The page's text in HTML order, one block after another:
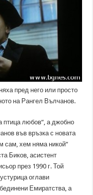
пред него или просто
на Рангел Вълчанов.
птица любов“, а джобно
във връзка с новата
сам, хем няма никой“
Биков, асистент
през 1990 г. Той
оглави
Емиратства, а